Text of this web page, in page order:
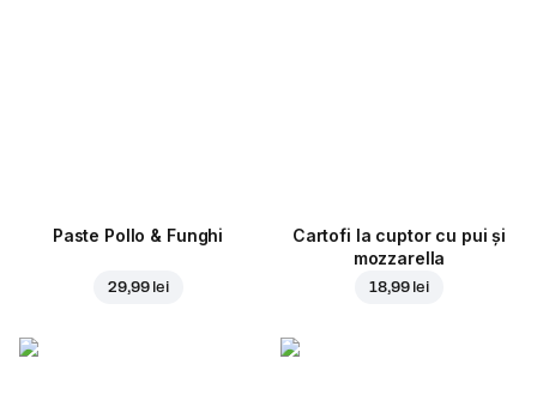
Paste Pollo & Funghi
29,99 lei
Cartofi la cuptor cu pui și
mozzarella
18,99 lei